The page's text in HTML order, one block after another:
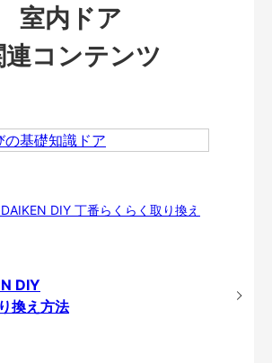
室内ドア
連コンテンツ
DIY
換え方法